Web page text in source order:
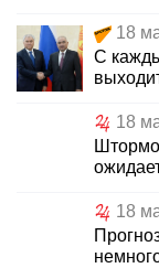
18
С
18
18